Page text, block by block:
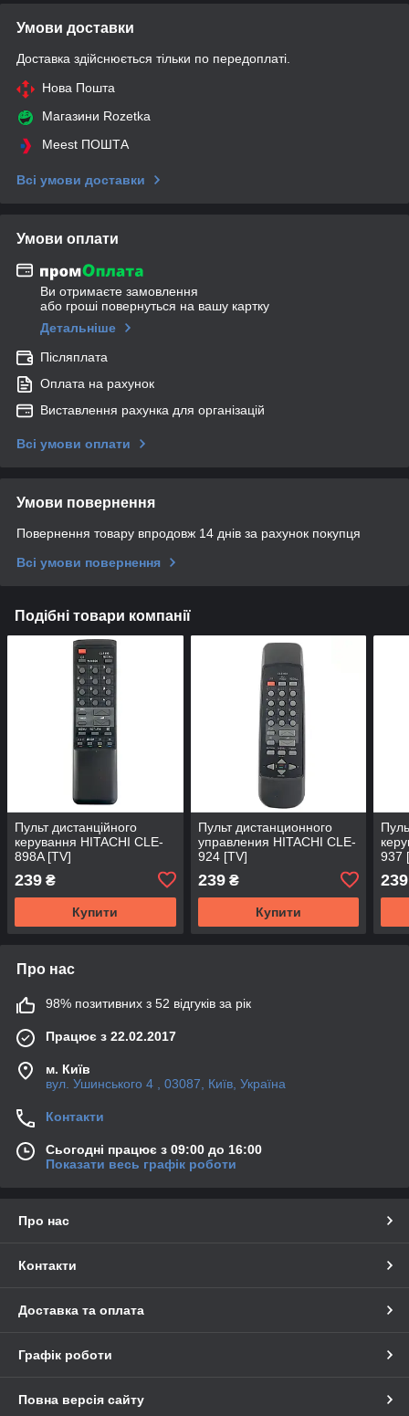
Умови доставки
Доставка здійснюється тільки по передоплаті.
Нова Пошта
Магазини Rozetka
Meest ПОШТА
Всі умови доставки
Умови оплати
Ви отримаєте замовлення
або гроші повернуться на вашу картку
Детальніше
Післяплата
Оплата на рахунок
Виставлення рахунка для організацій
Всі умови оплати
Умови повернення
Повернення товару впродовж 14 днів за рахунок покупця
Всі умови повернення
Подібні товари компанії
Пульт дистанційного
керування HITACHI CLE-
898A [TV]
239 ₴
Купити
Пульт дистанционного
управления HITACHI CLE-
924 [TV]
239₴
Купити
937
239
Про нас
98% позитивних з 52 відгуків за рік
Працює з 22.02.2017
м. Київ
вул. Ушинського 4 , 03087, Київ, Україна
Контакти
Сьогодні працює з 09:00 до 16:00
Показати весь графік роботи
Про нас
Контакти
Доставка та оплата
Графік роботи
Повна версія сайту